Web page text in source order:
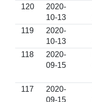
120
2020-
10-13
119
2020-
10-13
118
2020-
09-15
117
2020-
09-15